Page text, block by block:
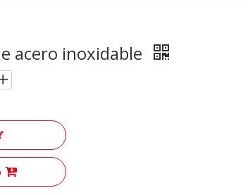
acero inoxidable